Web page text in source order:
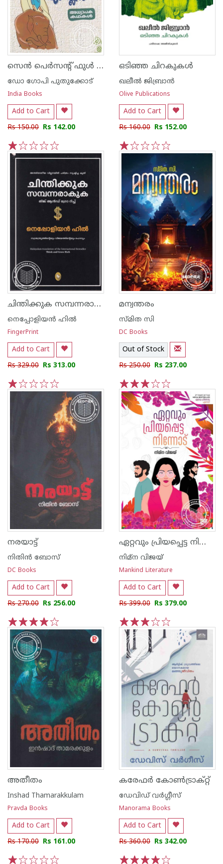
സെൻ പെർസന്റ് ഫുൾ എ പ്ലസ്
ഡോ ഗോപി പുതുക്കോട്
India Books
Add to Cart
Rs 150.00 Rs 142.00
5
4
3
2
1
ഒടിഞ്ഞ ചിറകുകൾ
ഖലീല്‍ ജിബ്രാന്‍
Olive Publications
Add to Cart
Rs 160.00 Rs 152.00
5
4
3
2
1
ചിന്തിക്കുക സമ്പന്നരാകുക
നെപ്പോളിയൻ ഹിൽ
FingerPrint
Add to Cart
Rs 329.00 Rs 313.00
5
4
3
2
1
മന്വന്തരം
സ്മിത സി
DC Books
Out of Stock
Rs 250.00 Rs 237.00
5
4
3
2
1
നരയാട്ട്
നിതിന്‍ ബോസ്
DC Books
Add to Cart
Rs 270.00 Rs 256.00
5
4
3
2
1
ഏറ്റവും പ്രിയപ്പെട്ട നിന്നോട്
നിമ്ന വിജയ്
Mankind Literature
Add to Cart
Rs 399.00 Rs 379.00
5
4
2
അതീതം
Inshad Thamarakkulam
Pravda Books
Add to Cart
Rs 170.00 Rs 161.00
കരേഫർ കോൺട്രാക്റ്റ്
ഡേവിഡ് വര്‍ഗ്ഗീസ്
Manorama Books
Add to Cart
Rs 360.00 Rs 342.00